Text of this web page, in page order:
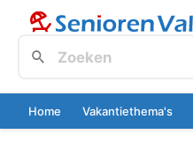
Home Vakantiethema's